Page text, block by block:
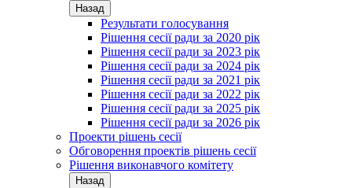
Назад
Результати голосування
Рішення сесії ради за 2020 рік
Рішення сесії ради за 2023 рік
Рішення сесії ради за 2024 рік
Рішення сесії ради за 2021 рік
Рішення сесії ради за 2022 рік
Рішення сесії ради за 2025 рік
Рішення сесії ради за 2026 рік
Проекти рішень сесії
Обговорення проектів рішень сесії
Рішення виконавчого комітету
Назад